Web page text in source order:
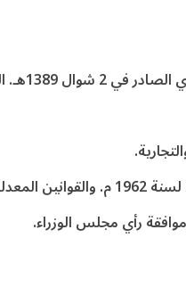
11 ديسمبر 1969م.
رأي مجلس الوزراء.